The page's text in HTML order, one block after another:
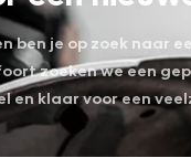
ben je op zoek naar
zoeken we een
en klaar voor een